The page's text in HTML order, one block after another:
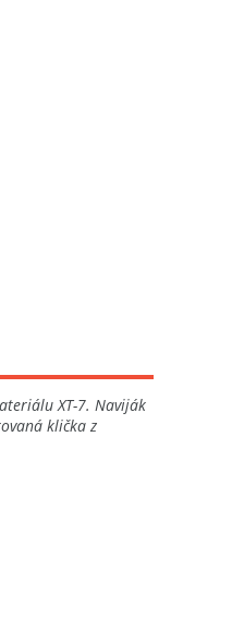
XT-7. Naviják
klička z